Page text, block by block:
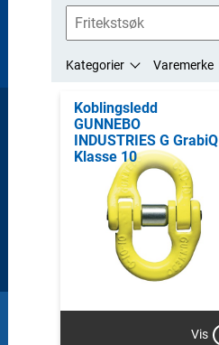
Kategorier Varemerke
Koblingsledd
GUNNEBO
INDUSTRIES G GrabiQ
Klasse 10
Vis